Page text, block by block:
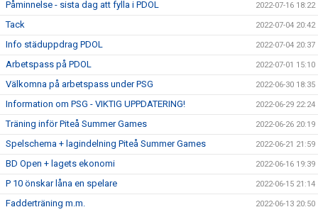
Påminnelse - sista dag att fylla i PDOL 2022-07-16 18:22
Tack 2022-07-04 20:42
Info städuppdrag PDOL 2022-07-04 20:37
Arbetspass på PDOL 2022-07-01 15:10
Välkomna på arbetspass under PSG 2022-06-30 18:35
Information om PSG - VIKTIG UPPDATERING! 2022-06-29 22:24
Träning inför Piteå Summer Games 2022-06-26 20:19
Spelschema + lagindelning Piteå Summer Games 2022-06-21 21:59
BD Open + lagets ekonomi 2022-06-16 19:39
P 10 önskar låna en spelare 2022-06-15 21:14
Fadderträning m.m. 2022-06-13 20:50